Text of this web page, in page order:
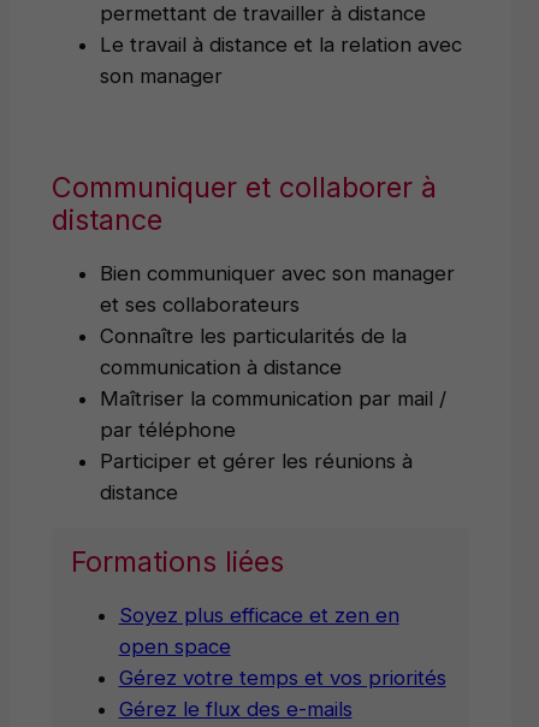
permettant de travailler à distance
Le travail à distance et la relation avec
son manager
Communiquer et collaborer à
distance
Bien communiquer avec son manager
et ses collaborateurs
Connaître les particularités de la
communication à distance
Maîtriser la communication par mail /
par téléphone
Participer et gérer les réunions à
distance
Formations liées
Soyez plus efficace et zen en
open space
Gérez votre temps et vos priorités
Gérez le flux des e-mails